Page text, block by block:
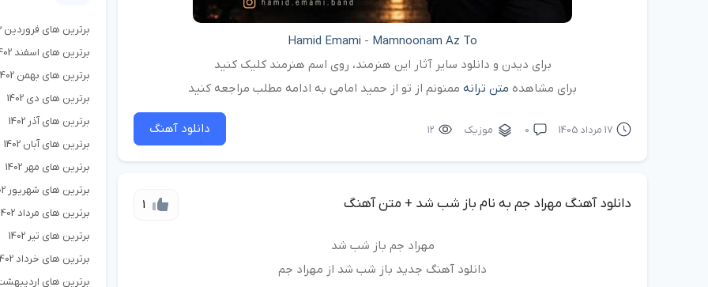
Hamid Emami - Mamnoonam Az To
برای دیدن و دانلود سایر آثار این هنرمند، روی اسم هنرمند کلیک کنید
برای مشاهده متن ترانه ممنونم از تو از حمید امامی به ادامه مطلب مراجعه کنید
17 مرداد 1405 ۰ موزیک ۱۲ دانلود آهنگ
1 دانلود آهنگ مهراد جم به نام باز شب شد + متن آهنگ
مهراد جم باز شب شد
دانلود آهنگ جدید باز شب شد از مهراد جم
برترین های فروردین 1403
برترین های اسفند 1402
برترین های بهمن 1402
برترین های دی 1402
برترین های آذر 1402
برترین های آبان 1402
برترین های مهر 1402
برترین های شهریور 1402
برترین های مرداد 1402
برترین های تیر 1402
برترین های خرداد 1402
برترین های اردیبهشت